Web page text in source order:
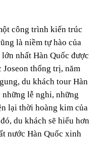
công trình kiến trúc
là niềm tự hào của
nhất Hàn Quốc được
thống trị, năm
du khách tour Hàn
lễ nghi, những
lại thời hoàng kim của
du khách sẽ hiểu hơn
nước Hàn Quốc xinh